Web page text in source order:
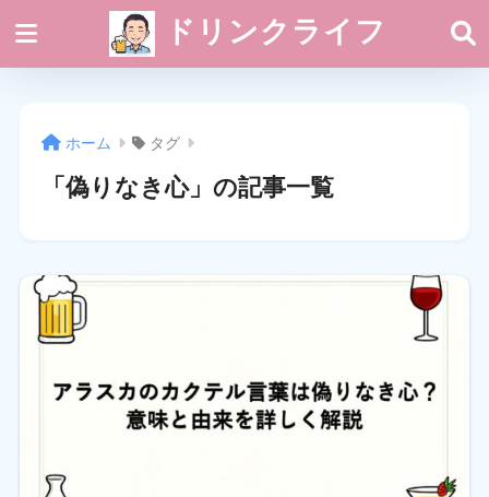
ドリンクライフ
ホーム タグ
「偽りなき心」の記事一覧